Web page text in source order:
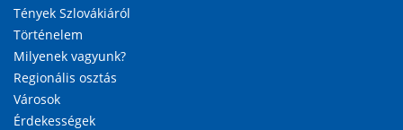
Tények Szlovákiáról
Történelem
Milyenek vagyunk?
Regionális osztás
Városok
Érdekességek